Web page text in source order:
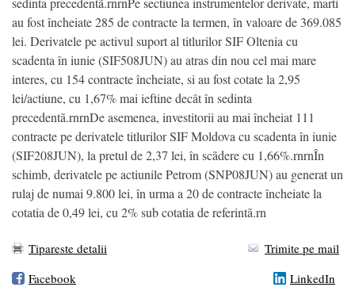
au fost încheiate 285 de contracte la termen, în valoare de 369.085
lei. Derivatele pe activul suport al titlurilor SIF Oltenia cu
scadenta în iunie (SIF508JUN) au atras din nou cel mai mare
interes, cu 154 contracte încheiate, si au fost cotate la 2,95
lei/actiune, cu 1,67% mai ieftine decât în sedinta
precedentã.rnrnDe asemenea, investitorii au mai încheiat 111
contracte pe derivatele titlurilor SIF Moldova cu scadenta în iunie
(SIF208JUN), la pretul de 2,37 lei, în scãdere cu 1,66%.rnrnÎn
schimb, derivatele pe actiunile Petrom (SNP08JUN) au generat un
rulaj de numai 9.800 lei, în urma a 20 de contracte încheiate la
cotatia de 0,49 lei, cu 2% sub cotatia de referintã.rn
Tipareste detalii
Trimite pe mail
Facebook
LinkedIn